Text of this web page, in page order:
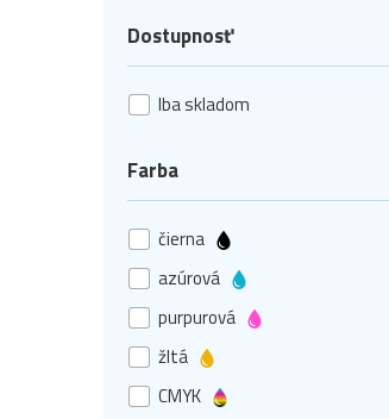
Dostupnosť
Iba skladom
Farba
čierna
azúrová
purpurová
žltá
CMYK